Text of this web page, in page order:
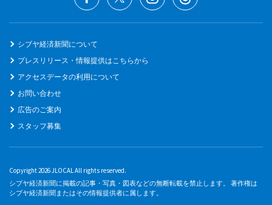
シブヤ経済新聞について
プレスリリース・情報提供はこちらから
アクセスデータの利用について
お問い合わせ
広告のご案内
スタッフ募集
Copyright 2026 JLOCAL All rights reserved.
シブヤ経済新聞に掲載の記事・写真・図表などの無断転載を禁止します。 著作権は
シブヤ経済新聞またはその情報提供者に属します。